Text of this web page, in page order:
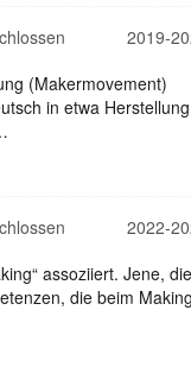
2019-
(Makermovement)
in etwa
2022-
assoziiert. Jene,
die beim